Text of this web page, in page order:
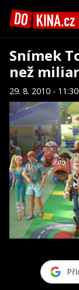
Snímek
než
29. 8. 2010 -